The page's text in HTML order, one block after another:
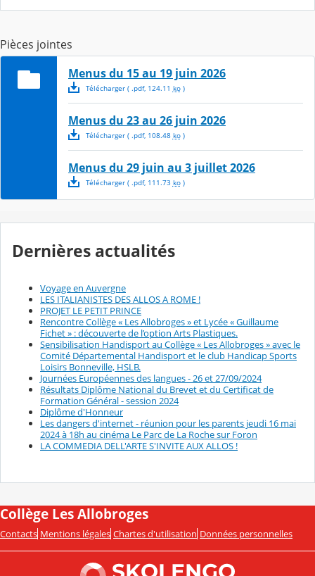
Pièces jointes
Menus du 15 au 19 juin 2026
Télécharger( .pdf, 124.11 ko)
Menus du 23 au 26 juin 2026
Télécharger( .pdf, 108.48 ko)
Menus du 29 juin au 3 juillet 2026
Télécharger( .pdf, 111.73 ko)
Dernières actualités
Voyage en Auvergne
LES ITALIANISTES DES ALLOS A ROME !
PROJET LE PETIT PRINCE
Rencontre Collège « Les Allobroges » et Lycée « Guillaume
Fichet » : découverte de l’option Arts Plastiques.
Sensibilisation Handisport au Collège « Les Allobroges » avec le
Comité Départemental Handisport et le club Handicap Sports
Loisirs Bonneville, HSLB.
Journées Européennes des langues - 26 et 27/09/2024
Résultats Diplôme National du Brevet et du Certificat de
Formation Général - session 2024
Diplôme d'Honneur
Les dangers d'internet - réunion pour les parents jeudi 16 mai
2024 à 18h au cinéma Le Parc de La Roche sur Foron
LA COMMEDIA DELL'ARTE S'INVITE AUX ALLOS !
Collège Les Allobroges
Contacts Mentions légales Chartes d'utilisation Données personnelles